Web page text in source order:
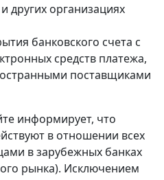
других организациях
банковского счета с
средств платежа,
поставщиками
информирует, что
в отношении всех
в зарубежных банках
рынка). Исключением